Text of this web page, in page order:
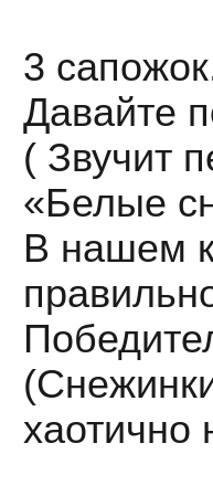
3
Давайте
( Звучит
«Белые
В нашем
хаотично